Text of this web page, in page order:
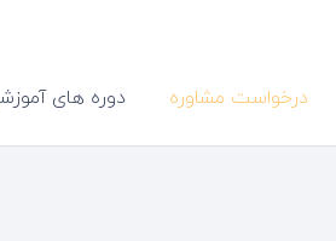
درخواست مشاوره دوره های